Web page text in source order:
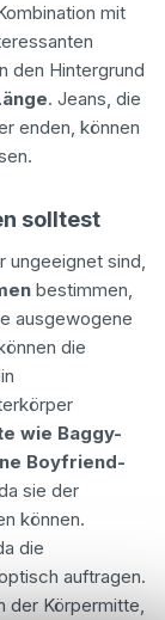
mit
den Hintergrund
. Jeans, die
enden, können
solltest
ungeeignet sind,
bestimmen,
ausgewogene
die
wie Baggy-
Boyfriend-
sie der
können.
die
auftragen.
der Körpermitte,